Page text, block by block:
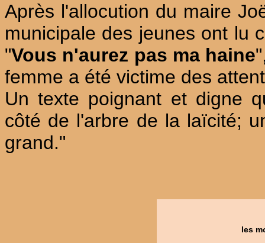
Après l'allocution du maire
municipale des jeunes ont lu
"Vous n'aurez pas ma haine
femme a été victime des
Un texte poignant et digne
côté de l'arbre de la laïcité;
grand."
les